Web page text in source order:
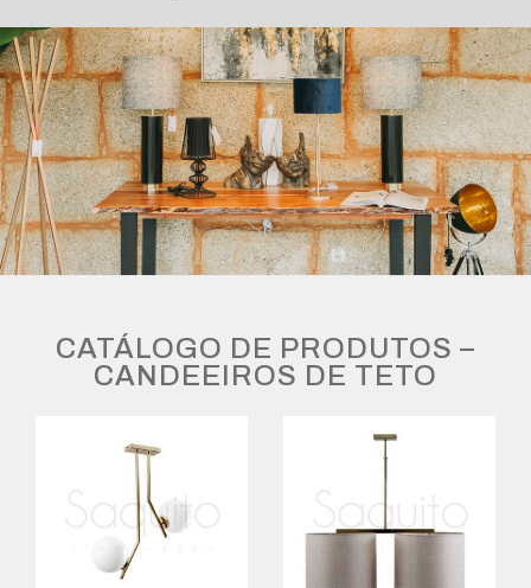
CATÁLOGO DE PRODUTOS –
CANDEEIROS DE TETO